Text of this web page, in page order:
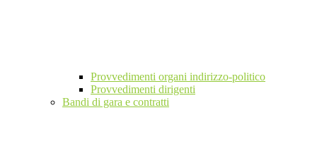
Provvedimenti organi indirizzo-politico
Provvedimenti dirigenti
Bandi di gara e contratti